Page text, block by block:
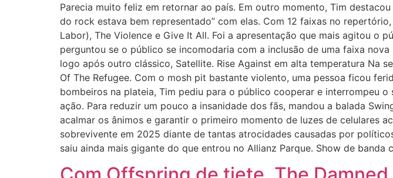
Parecia muito feliz em retornar ao país. Em outro momento, Tim
do rock estava bem representado” com elas. Com 12 faixas no
Labor), The Violence e Give It All. Foi a apresentação que mais agitou o
perguntou se o público se incomodaria com a inclusão de uma faixa
logo após outro clássico, Satellite. Rise Against em alta temperatura Na
Of The Refugee. Com o mosh pit bastante violento, uma pessoa ficou
bombeiros na plateia, Tim pediu para o público cooperar e interrompeu
ação. Para reduzir um pouco a insanidade dos fãs, mandou a balada
acalmar os ânimos e garantir o primeiro momento de luzes de celulares
sobrevivente em 2025 diante de tantas atrocidades causadas por
saiu ainda mais gigante do que entrou no Allianz Parque. Show de